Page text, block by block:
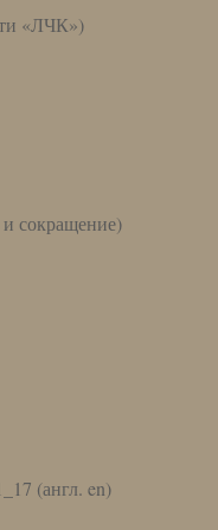
«ЛЧК»)
сокращение)
(англ. en)